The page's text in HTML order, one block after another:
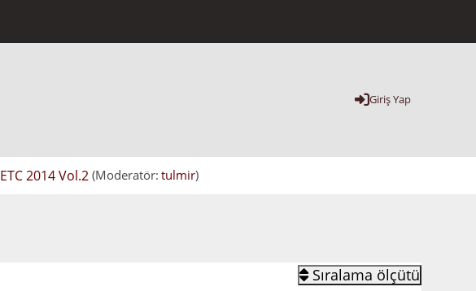
Giriş Yap
ETC 2014 Vol.2 (Moderatör: tulmir)
Sıralama ölçütü